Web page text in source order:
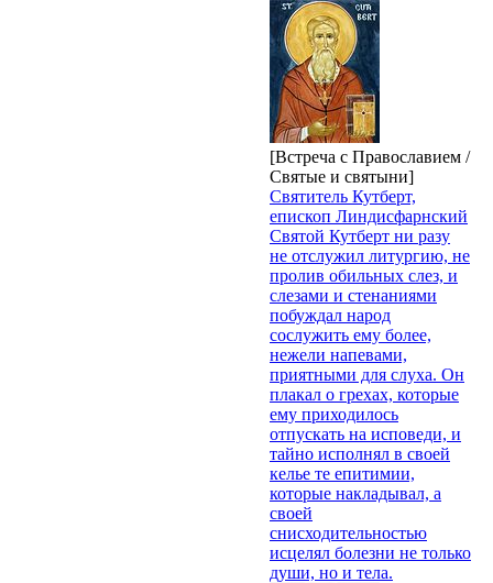
[Встреча с Православием /
Святые и святыни]
Святитель Кутберт,
епископ Линдисфарнский
Святой Кутберт ни разу
не отслужил литургию, не
пролив обильных слез, и
слезами и стенаниями
побуждал народ
сослужить ему более,
нежели напевами,
приятными для слуха. Он
плакал о грехах, которые
ему приходилось
отпускать на исповеди, и
тайно исполнял в своей
келье те епитимии,
которые накладывал, а
своей
снисходительностью
исцелял болезни не только
души, но и тела.